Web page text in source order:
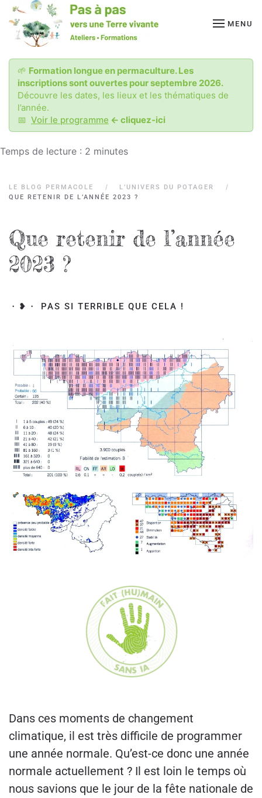
Passer
au
contenu
principal
MENU
🌱 Formation longue en permaculture. Les
inscriptions sont ouvertes pour septembre 2026.
Découvre les dates, les lieux et les thématiques de
l’année.
📅 Voir le programme <- cliquez-ici
Temps de lecture : 2 minutes
LE BLOG PERMACOLE
L’UNIVERS DU POTAGER
QUE RETENIR DE L’ANNÉE 2023 ?
Que retenir de l’année
2023 ?
・❥・ PAS SI TERRIBLE QUE CELA !
Dans ces moments de changement
climatique, il est très difficile de programmer
une année normale. Qu’est-ce donc une année
normale actuellement ? Il est loin le temps où
nous savions que le jour de la fête nationale de